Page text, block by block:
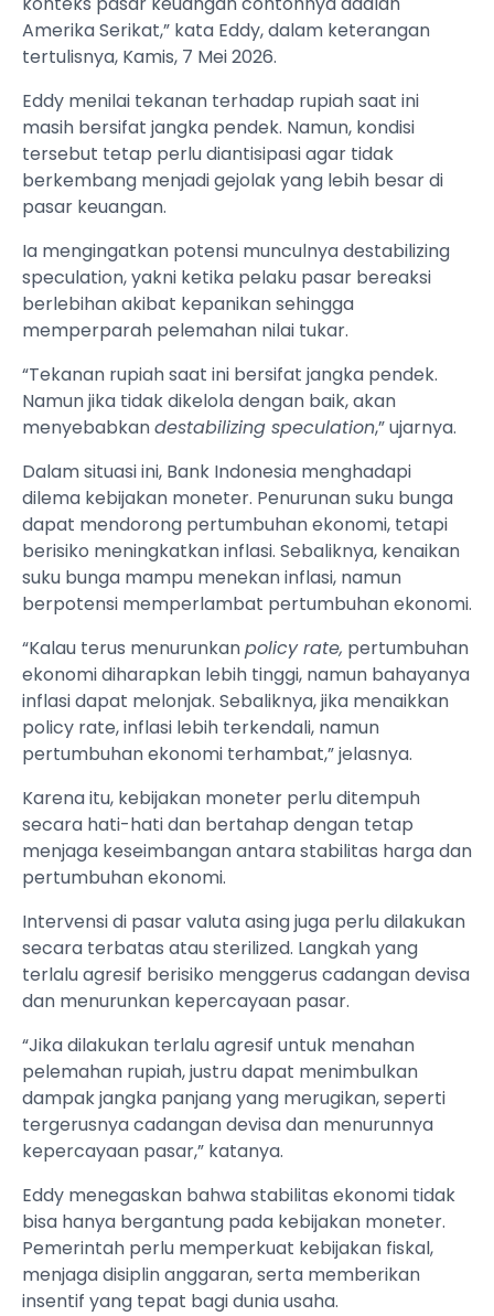
Amerika Serikat,” kata Eddy, dalam keterangan
tertulisnya, Kamis, 7 Mei 2026.
Eddy menilai tekanan terhadap rupiah saat ini
masih bersifat jangka pendek. Namun, kondisi
tersebut tetap perlu diantisipasi agar tidak
berkembang menjadi gejolak yang lebih besar di
pasar keuangan.
Ia mengingatkan potensi munculnya destabilizing
speculation, yakni ketika pelaku pasar bereaksi
berlebihan akibat kepanikan sehingga
memperparah pelemahan nilai tukar.
“Tekanan rupiah saat ini bersifat jangka pendek.
Namun jika tidak dikelola dengan baik, akan
menyebabkandestabilizing speculation,” ujarnya.
Dalam situasi ini, Bank Indonesia menghadapi
dilema kebijakan moneter. Penurunan suku bunga
dapat mendorong pertumbuhan ekonomi, tetapi
berisiko meningkatkan inflasi. Sebaliknya, kenaikan
suku bunga mampu menekan inflasi, namun
berpotensi memperlambat pertumbuhan ekonomi.
“Kalau terus menurunkanpolicy rate, pertumbuhan
ekonomi diharapkan lebih tinggi, namun bahayanya
inflasi dapat melonjak. Sebaliknya, jika menaikkan
policy rate, inflasi lebih terkendali, namun
pertumbuhan ekonomi terhambat,” jelasnya.
Karena itu, kebijakan moneter perlu ditempuh
secara hati-hati dan bertahap dengan tetap
menjaga keseimbangan antara stabilitas harga dan
pertumbuhan ekonomi.
Intervensi di pasar valuta asing juga perlu dilakukan
secara terbatas atau sterilized. Langkah yang
terlalu agresif berisiko menggerus cadangan devisa
dan menurunkan kepercayaan pasar.
“Jika dilakukan terlalu agresif untuk menahan
pelemahan rupiah, justru dapat menimbulkan
dampak jangka panjang yang merugikan, seperti
tergerusnya cadangan devisa dan menurunnya
kepercayaan pasar,” katanya.
Eddy menegaskan bahwa stabilitas ekonomi tidak
bisa hanya bergantung pada kebijakan moneter.
Pemerintah perlu memperkuat kebijakan fiskal,
menjaga disiplin anggaran, serta memberikan
insentif yang tepat bagi dunia usaha.